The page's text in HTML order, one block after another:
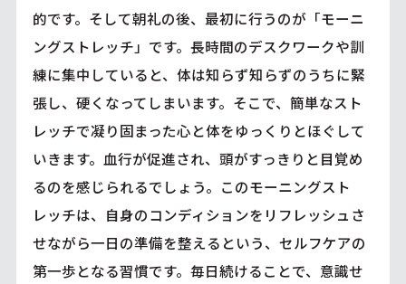
的です。そして朝礼の後、最初に行うのが「モーニ
ングストレッチ」です。長時間のデスクワークや訓
練に集中していると、体は知らず知らずのうちに緊
張し、硬くなってしまいます。そこで、簡単なスト
レッチで凝り固まった心と体をゆっくりとほぐして
いきます。血行が促進され、頭がすっきりと目覚め
るのを感じられるでしょう。このモーニングスト
レッチは、自身のコンディションをリフレッシュさ
せながら一日の準備を整えるという、セルフケアの
第一歩となる習慣です。毎日続けることで、意識せ